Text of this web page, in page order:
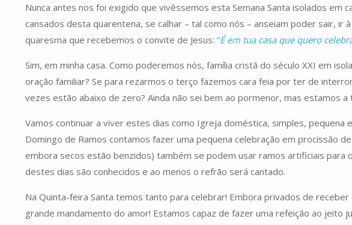
Nunca antes nos foi exigido que vivêssemos esta Semana Santa isolados
cansados desta quarentena, se calhar – tal como nós – anseiam poder sair,
quaresma que recebemos o convite de Jesus: “É em tua casa que quero
Sim, em minha casa. Como poderemos nós, família cristã do século XXI em
oração familiar? Se para rezarmos o terço fazemos cara feia por ter de
vezes estão abaixo de zero? Ainda não sei bem ao pormenor, mas estamos
Vamos continuar a viver estes dias como Igreja doméstica, simples,
Domingo de Ramos contamos fazer uma pequena celebração em procissão
embora secos estão benzidos) também se podem usar ramos artificiais
destes dias são conhecidos e ao menos o refrão será cantado.
Na Quinta-feira Santa temos tanto para celebrar! Embora privados de
grande mandamento do amor! Estamos capaz de fazer uma refeição ao jeito